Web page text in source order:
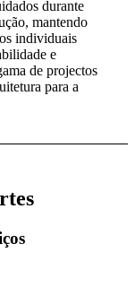
durante
mantendo
individuais
e
de projectos
para a